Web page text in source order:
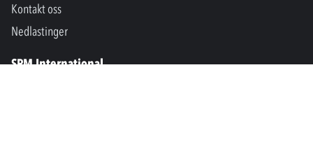
Kontakt oss
Nedlastinger
SPM International